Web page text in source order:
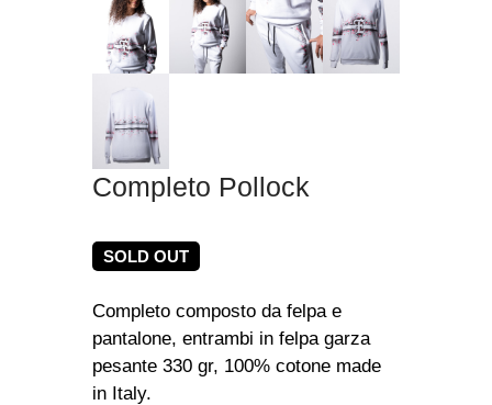
Completo Pollock
SOLD OUT
Completo composto da felpa e
pantalone, entrambi in felpa garza
pesante 330 gr, 100% cotone made
in Italy.